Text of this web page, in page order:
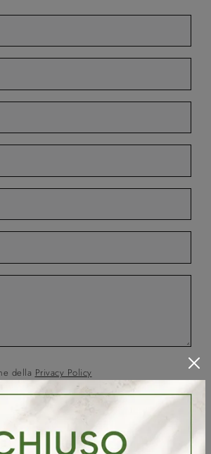
della Privacy Policy